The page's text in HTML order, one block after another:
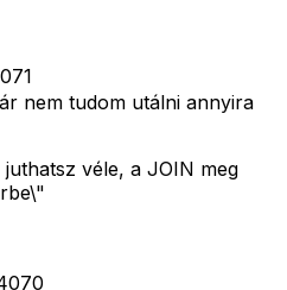
nem tudom utálni annyira
véle, a JOIN meg